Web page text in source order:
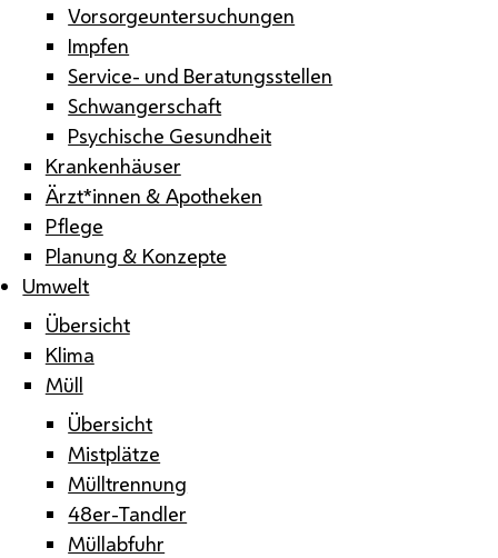
Vorsorgeuntersuchungen
Impfen
Service- und Beratungsstellen
Schwangerschaft
Psychische Gesundheit
Krankenhäuser
Ärzt*innen & Apotheken
Pflege
Planung & Konzepte
Umwelt
Übersicht
Klima
Müll
Übersicht
Mistplätze
Mülltrennung
48er-Tandler
Müllabfuhr